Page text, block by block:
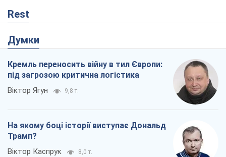
Rest
Думки
Кремль переносить війну в тил Європи:
під загрозою критична логістика
Віктор Ягун 9,8 т.
На якому боці історії виступає Дональд
Трамп?
Віктор Каспрук 8,0 т.